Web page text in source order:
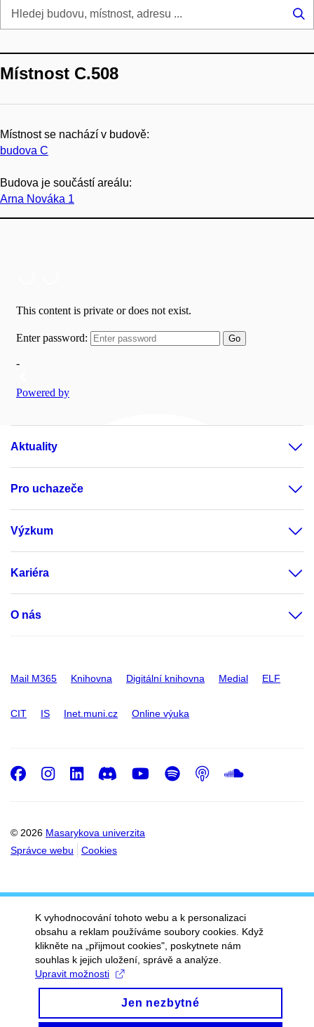
Místnost C.508
Místnost se nachází v budově:
budova C
Budova je součástí areálu:
Arna Nováka 1
Aktuality
Pro uchazeče
Výzkum
Kariéra
O nás
Mail M365 Knihovna Digitální knihovna Medial ELF
CIT IS Inet.muni.cz Online výuka
© 2026 Masarykova univerzita
Správce webu
Cookies
Facebook
Instagram
LinkedIn
DiscordYoutube
Spotify
Podcast
K vyhodnocování tohoto webu a k personalizaci
obsahu a reklam používáme soubory cookies. Když
klikněte na „přijmout cookies", poskytnete nám
souhlas k jejich uložení, správě a analýze.
Upravit možnosti
Jen nezbytné